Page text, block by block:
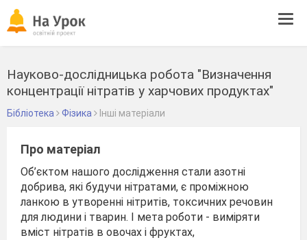
Науково-дослідницька робота "Визначення
концентрації нітратів у харчових продуктах"
Бібліотека Фізика Інші матеріали
Про матеріал
Об’єктом нашого дослідження стали азотні
добрива, які будучи нітратами, є проміжною
ланкою в утворенні нітритів, токсичних речовин
для людини і тварин. І мета роботи - виміряти
вміст нітратів в овочах і фруктах,